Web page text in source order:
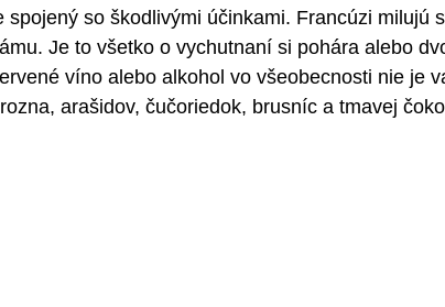
spojený so škodlivými účinkami. Francúzi milujú
Je to všetko o vychutnaní si pohára alebo
víno alebo alkohol vo všeobecnosti nie je
arašidov, čučoriedok, brusníc a tmavej